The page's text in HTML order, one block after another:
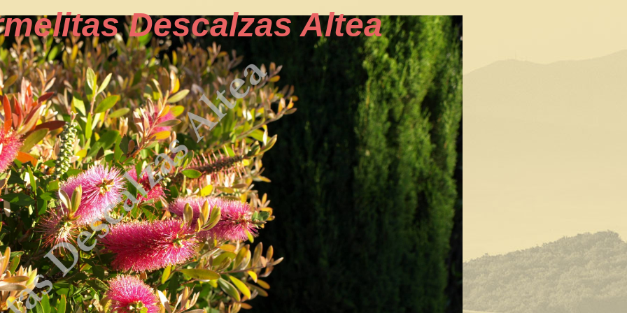
Descalzas Altea